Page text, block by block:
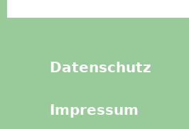
Datenschutz
Impressum